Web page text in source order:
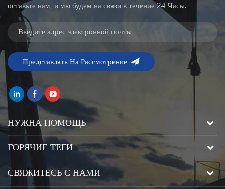
оставьте нам, и мы будем на связи в течение 24 Часы.
НУЖНА ПОМОЩЬ
ГОРЯЧИЕ ТЕГИ
СВЯЖИТЕСЬ С НАМИ